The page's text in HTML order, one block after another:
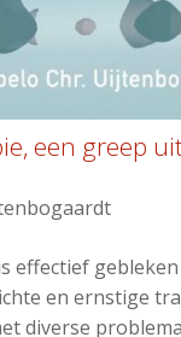
een greep
effectief
en ernstige
diverse